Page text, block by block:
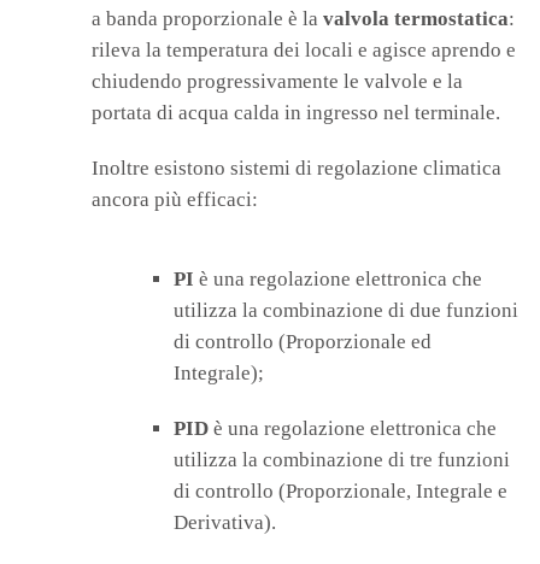
a banda proporzionale è la valvola termostatica:
rileva la temperatura dei locali e agisce aprendo e
chiudendo progressivamente le valvole e la
portata di acqua calda in ingresso nel terminale.
Inoltre esistono sistemi di regolazione climatica
ancora più efficaci:
PI è una regolazione elettronica che
utilizza la combinazione di due funzioni
di controllo (Proporzionale ed
Integrale);
PID è una regolazione elettronica che
utilizza la combinazione di tre funzioni
di controllo (Proporzionale, Integrale e
Derivativa).